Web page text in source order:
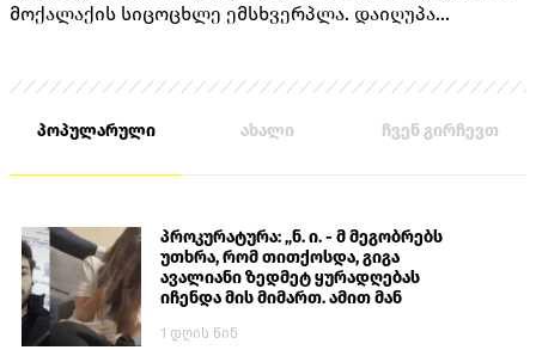
მოქალაქის სიცოცხლე ემსხვერპლა. დაიღუპა
მშვიდობიანი მცხოვრები.
პოპულარული ახალი ჩვენ გირჩევთ
პროკურატურა: „ნ. ი. - მ მეგობრებს
უთხრა, რომ თითქოსდა, გიგა
ავალიანი ზედმეტ ყურადღებას
იჩენდა მის მიმართ. ამით მან
თავს დასხმოდა გიგა ავალიანს“
1 დღის წინ